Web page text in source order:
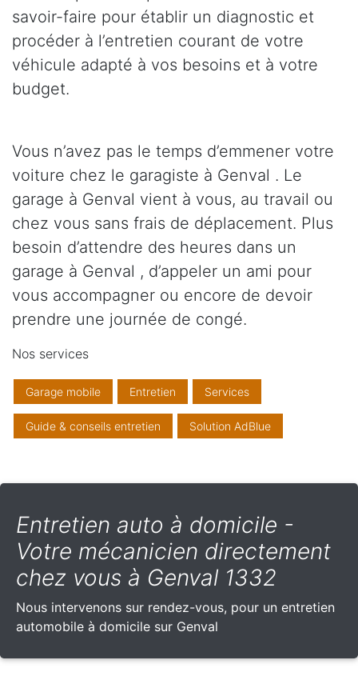
savoir-faire pour établir un diagnostic et
procéder à l’entretien courant de votre
véhicule adapté à vos besoins et à votre
budget.
Vous n’avez pas le temps d’emmener votre
voiture chez le garagiste à Genval . Le
garage à Genval vient à vous, au travail ou
chez vous sans frais de déplacement. Plus
besoin d’attendre des heures dans un
garage à Genval , d’appeler un ami pour
vous accompagner ou encore de devoir
prendre une journée de congé.
Nos services
Garage mobile Entretien Services
Guide & conseils entretien Solution AdBlue
Entretien auto à domicile -
Votre mécanicien directement
chez vous à Genval 1332
Nous intervenons sur rendez-vous, pour un entretien
automobile à domicile sur Genval